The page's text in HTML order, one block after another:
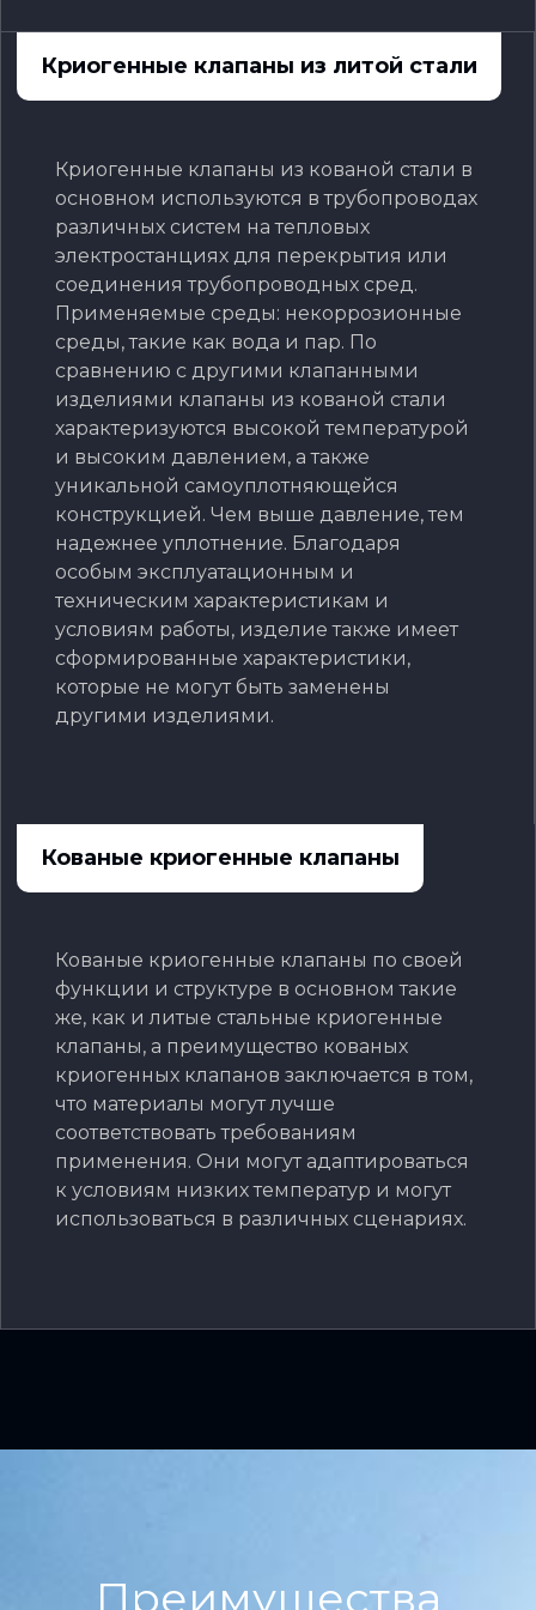
Криогенные клапаны из литой стали
Криогенные клапаны из кованой стали в
основном используются в трубопроводах
различных систем на тепловых
электростанциях для перекрытия или
соединения трубопроводных сред.
Применяемые среды: некоррозионные
среды, такие как вода и пар. По
сравнению с другими клапанными
изделиями клапаны из кованой стали
характеризуются высокой температурой
и высоким давлением, а также
уникальной самоуплотняющейся
конструкцией. Чем выше давление, тем
надежнее уплотнение. Благодаря
особым эксплуатационным и
техническим характеристикам и
условиям работы, изделие также имеет
сформированные характеристики,
которые не могут быть заменены
другими изделиями.
Кованые криогенные клапаны
Кованые криогенные клапаны по своей
функции и структуре в основном такие
же, как и литые стальные криогенные
клапаны, а преимущество кованых
криогенных клапанов заключается в том,
что материалы могут лучше
соответствовать требованиям
применения. Они могут адаптироваться
к условиям низких температур и могут
использоваться в различных сценариях.
Преимущества